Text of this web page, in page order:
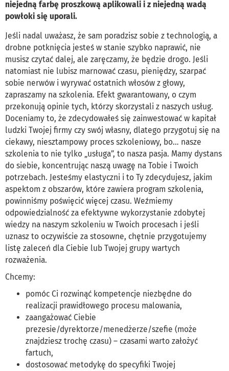
niejedną farbę proszkową aplikowali i z niejedną wadą
powłoki się uporali.
Jeśli nadal uważasz, że sam poradzisz sobie z technologią, a
drobne potknięcia jesteś w stanie szybko naprawić, nie
musisz czytać dalej, ale zaręczamy, że będzie drogo. Jeśli
natomiast nie lubisz marnować czasu, pieniędzy, szarpać
sobie nerwów i wyrywać ostatnich włosów z głowy,
zapraszamy na szkolenia. Efekt gwarantowany, o czym
przekonują opinie tych, którzy skorzystali z naszych usług.
Doceniamy to, że zdecydowałeś się zainwestować w kapitał
ludzki Twojej firmy czy swój własny, dlatego przygotuj się na
ciekawy, niesztampowy proces szkoleniowy, bo… nasze
szkolenia to nie tylko „usługa”, to nasza pasja. Mamy dystans
do siebie, koncentrując naszą uwagę na Tobie i Twoich
potrzebach. Jesteśmy elastyczni i to Ty zdecydujesz, jakim
aspektom z obszarów, które zawiera program szkolenia,
powinniśmy poświęcić więcej czasu. Weźmiemy
odpowiedzialność za efektywne wykorzystanie zdobytej
wiedzy na naszym szkoleniu w Twoich procesach i jeśli
uznasz to oczywiście za stosowne, chętnie przygotujemy
listę zaleceń dla Ciebie lub Twojej grupy wartych
rozważenia.
Chcemy:
pomóc Ci rozwinąć kompetencje niezbędne do
realizacji prawidłowego procesu malowania,
zaangażować Ciebie
prezesie/dyrektorze/menedżerze/szefie (może
znajdziesz trochę czasu) – czasami warto założyć
fartuch,
dostosować metodykę do specyfiki Twojej